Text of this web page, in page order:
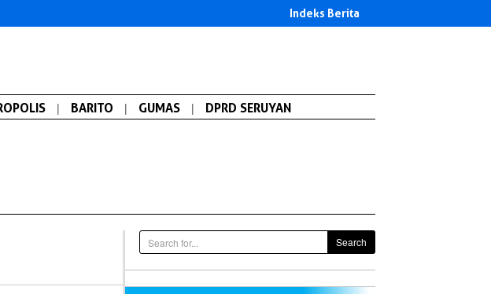
Indeks Berita
| BARITO | GUMAS | DPRD SERUYAN
Search